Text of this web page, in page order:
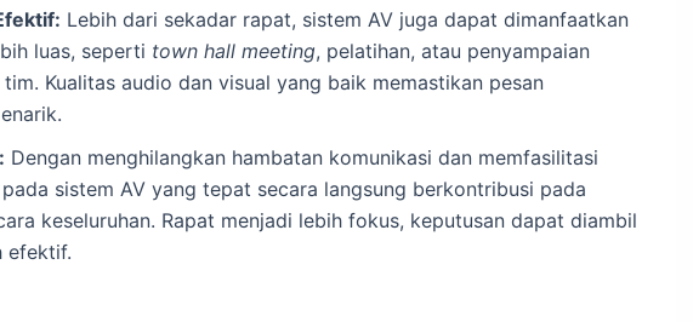
Lebih dari sekadar rapat, sistem AV juga dapat dimanfaatkan
luas, seperti town hall meeting, pelatihan, atau penyampaian
Kualitas audio dan visual yang baik memastikan pesan
Dengan menghilangkan hambatan komunikasi dan memfasilitasi
sistem AV yang tepat secara langsung berkontribusi pada
keseluruhan. Rapat menjadi lebih fokus, keputusan dapat diambil
efektif.